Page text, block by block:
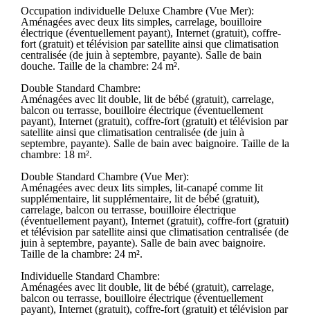
Occupation individuelle Deluxe Chambre (Vue Mer):
Aménagées avec deux lits simples, carrelage, bouilloire
électrique (éventuellement payant), Internet (gratuit), coffre-
fort (gratuit) et télévision par satellite ainsi que climatisation
centralisée (de juin à septembre, payante). Salle de bain
douche. Taille de la chambre: 24 m².
Double Standard Chambre:
Aménagées avec lit double, lit de bébé (gratuit), carrelage,
balcon ou terrasse, bouilloire électrique (éventuellement
payant), Internet (gratuit), coffre-fort (gratuit) et télévision par
satellite ainsi que climatisation centralisée (de juin à
septembre, payante). Salle de bain avec baignoire. Taille de la
chambre: 18 m².
Double Standard Chambre (Vue Mer):
Aménagées avec deux lits simples, lit-canapé comme lit
supplémentaire, lit supplémentaire, lit de bébé (gratuit),
carrelage, balcon ou terrasse, bouilloire électrique
(éventuellement payant), Internet (gratuit), coffre-fort (gratuit)
et télévision par satellite ainsi que climatisation centralisée (de
juin à septembre, payante). Salle de bain avec baignoire.
Taille de la chambre: 24 m².
Individuelle Standard Chambre:
Aménagées avec lit double, lit de bébé (gratuit), carrelage,
balcon ou terrasse, bouilloire électrique (éventuellement
payant), Internet (gratuit), coffre-fort (gratuit) et télévision par